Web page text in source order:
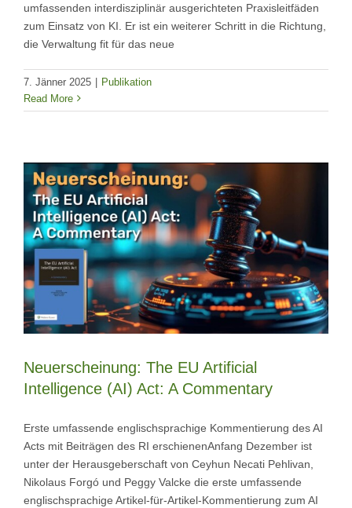
umfassenden interdisziplinär ausgerichteten Praxisleitfäden
zum Einsatz von KI. Er ist ein weiterer Schritt in die Richtung,
die Verwaltung fit für das neue
7. Jänner 2025
Publikation
Read More
Neuerscheinung: The EU Artificial
Intelligence (AI) Act: A Commentary
Erste umfassende englischsprachige Kommentierung des AI
Acts mit Beiträgen des RI erschienenAnfang Dezember ist
unter der Herausgeberschaft von Ceyhun Necati Pehlivan,
Nikolaus Forgó und Peggy Valcke die erste umfassende
englischsprachige Artikel-für-Artikel-Kommentierung zum AI